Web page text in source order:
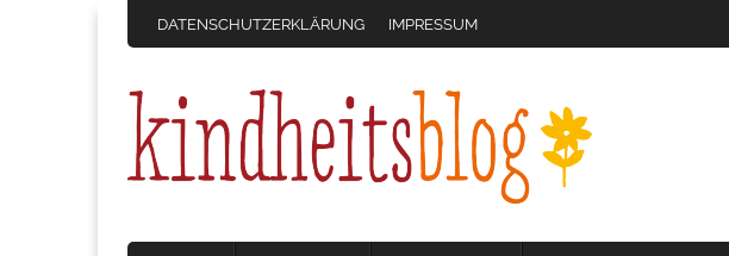
DATENSCHUTZERKLÄRUNG IMPRESSUM